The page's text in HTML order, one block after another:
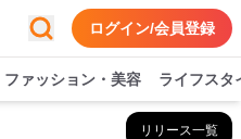
ログイン/会員登録
ファッション・美容 ライフスタ
リリース一覧